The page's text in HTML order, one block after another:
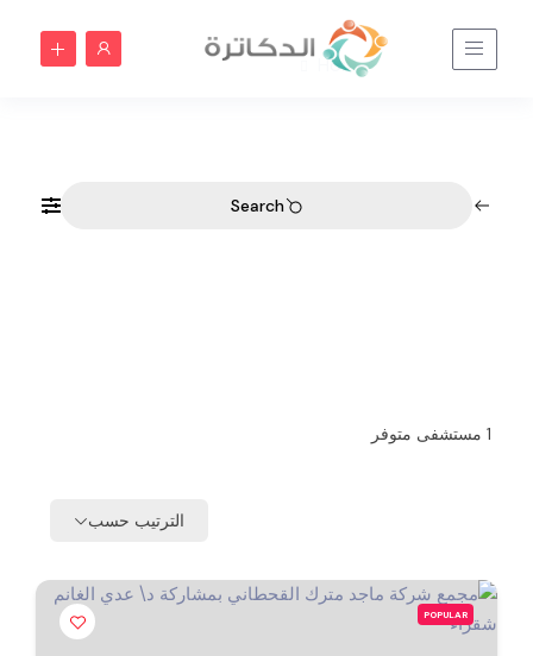
شقراء | الدكاترة
Home شقراء | الدكاترة
Search
1 مستشفى متوفر
الترتيب حسب
POPULAR